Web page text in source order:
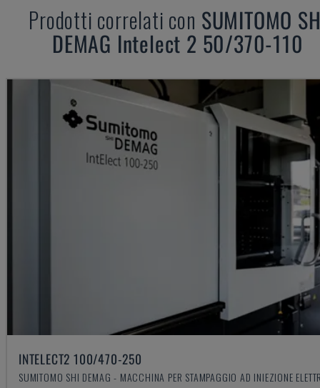
Prodotti correlati con SUMITOMO
DEMAG Intelect 2 50/370-110
INTELECT2 100/470-250
SUMITOMO SHI DEMAG - MACCHINA PER STAMPAGGIO AD INIEZIONE